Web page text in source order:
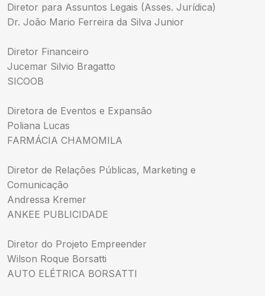
Diretor para Assuntos Legais (Asses. Jurídica)
Dr. João Mario Ferreira da Silva Junior
Diretor Financeiro
Jucemar Silvio Bragatto
SICOOB
Diretora de Eventos e Expansão
Poliana Lucas
FARMÁCIA CHAMOMILA
Diretor de Relações Públicas, Marketing e
Comunicação
Andressa Kremer
ANKEE PUBLICIDADE
Diretor do Projeto Empreender
Wilson Roque Borsatti
AUTO ELÉTRICA BORSATTI